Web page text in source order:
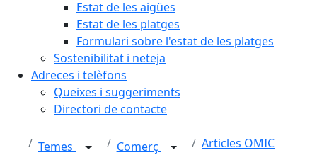
Estat de les aigües
Estat de les platges
Formulari sobre l'estat de les platges
Sostenibilitat i neteja
Adreces i telèfons
Queixes i suggeriments
Directori de contacte
Temes Comerç Articles OMIC